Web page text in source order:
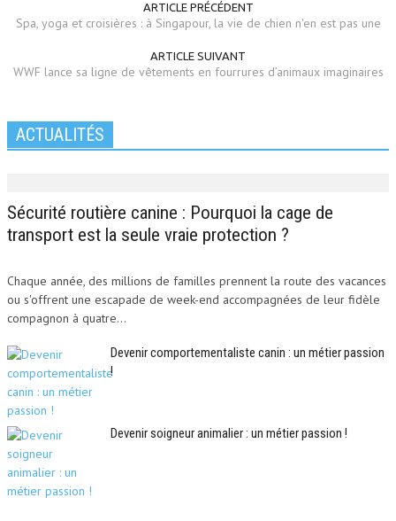
ARTICLE PRÉCÉDENT
Spa, yoga et croisières : à Singapour, la vie de chien n'en est pas une
ARTICLE SUIVANT
WWF lance sa ligne de vêtements en fourrures d’animaux imaginaires
ACTUALITÉS
Sécurité routière canine : Pourquoi la cage de
transport est la seule vraie protection ?
Chaque année, des millions de familles prennent la route des vacances
ou s'offrent une escapade de week-end accompagnées de leur fidèle
compagnon à quatre...
Devenir comportementaliste canin : un métier passion
!
Devenir soigneur animalier : un métier passion !